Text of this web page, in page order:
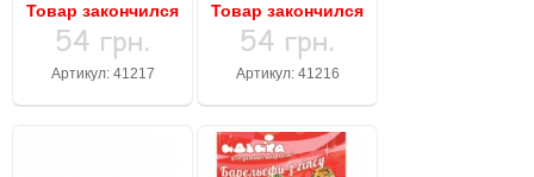
Товар закончился
54 грн.
Артикул: 41217
Товар закончился
54 грн.
Артикул: 41216